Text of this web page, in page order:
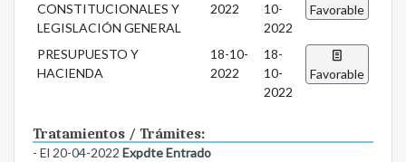
CONSTITUCIONALES Y
LEGISLACIÓN GENERAL
2022
10-
2022
Favorable
PRESUPUESTO Y
HACIENDA
18-10-
2022
18-
10-
2022
Favorable
Tratamientos / Trámites:
- El 20-04-2022 Expdte Entrado